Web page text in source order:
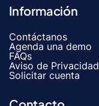
Información
Contáctanos
Agenda una demo
FAQs
Aviso de Privacidad
Solicitar cuenta